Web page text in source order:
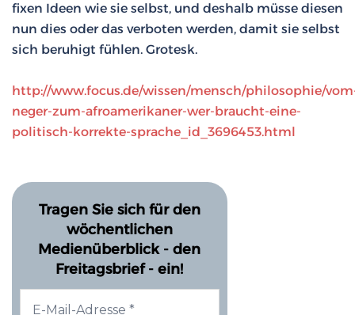
fixen Ideen wie sie selbst, und deshalb müsse diesen
nun dies oder das verboten werden, damit sie selbst
sich beruhigt fühlen. Grotesk.
http://www.focus.de/wissen/mensch/philosophie/
neger-zum-afroamerikaner-wer-braucht-eine-
politisch-korrekte-sprache_id_3696453.html
Tragen Sie sich für den
wöchentlichen
Medienüberblick - den
Freitagsbrief - ein!